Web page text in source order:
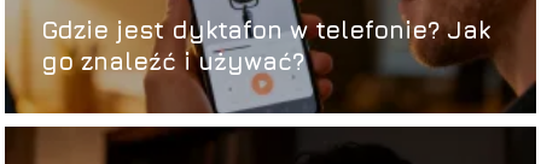
Gdzie jest dyktafon w telefonie? Jak
go znaleźć i używać?